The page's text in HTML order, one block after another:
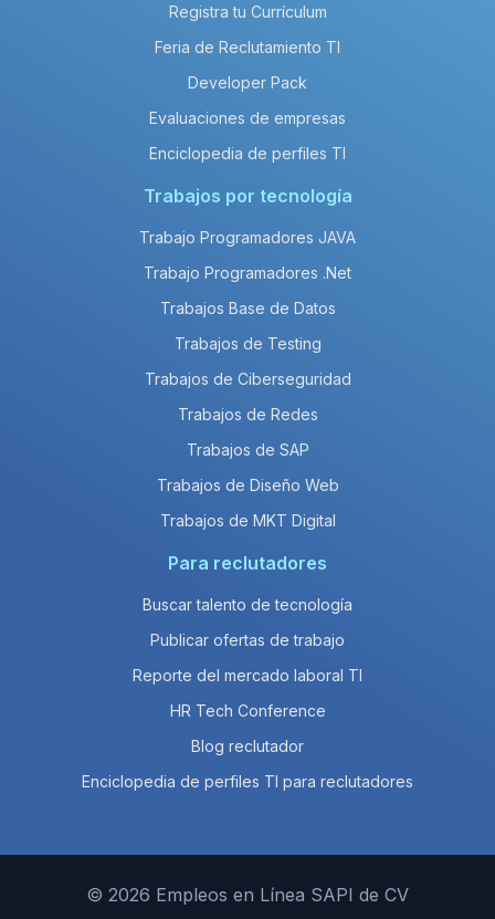
Registra tu Currículum
Feria de Reclutamiento TI
Developer Pack
Evaluaciones de empresas
Enciclopedia de perfiles TI
Trabajos por tecnología
Trabajo Programadores JAVA
Trabajo Programadores .Net
Trabajos Base de Datos
Trabajos de Testing
Trabajos de Ciberseguridad
Trabajos de Redes
Trabajos de SAP
Trabajos de Diseño Web
Trabajos de MKT Digital
Para reclutadores
Buscar talento de tecnología
Publicar ofertas de trabajo
Reporte del mercado laboral TI
HR Tech Conference
Blog reclutador
Enciclopedia de perfiles TI para reclutadores
© 2026 Empleos en Línea SAPI de CV